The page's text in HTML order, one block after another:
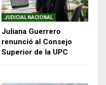
JUDICIAL NACIONAL
Juliana Guerrero
renunció al Consejo
Superior de la UPC